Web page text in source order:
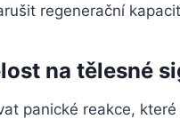
regenerační
na tělesné
panické reakce,